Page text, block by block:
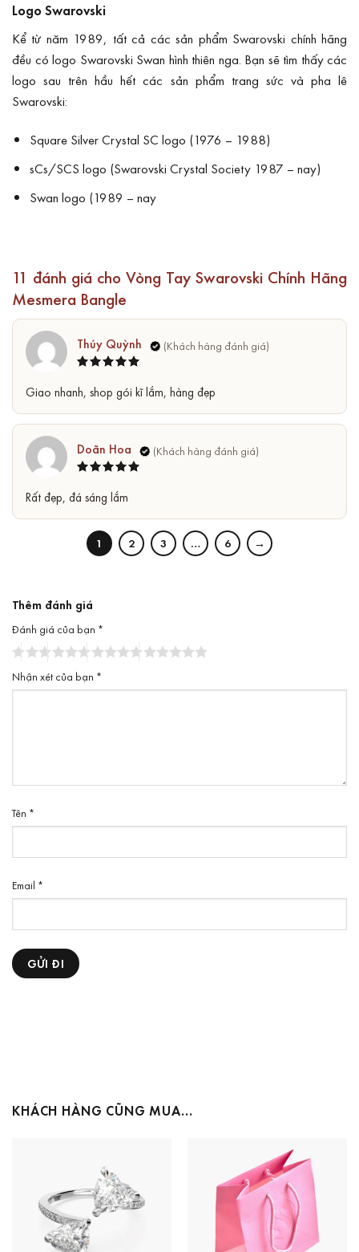
Logo Swarovski
Kể từ năm 1989, tất cả các sản phẩm Swarovski chính hãng
đều có logo Swarovski Swan hình thiên nga. Bạn sẽ tìm thấy các
logo sau trên hầu hết các sản phẩm trang sức và pha lê
Swarovski:
Square Silver Crystal SC logo (1976 – 1988)
sCs/SCS logo (Swarovski Crystal Society 1987 – nay)
Swan logo (1989 – nay
11 đánh giá cho Vòng Tay Swarovski Chính Hãng
Mesmera Bangle
hạng 55
sao
Thúy Quỳnh
Giao nhanh, shop gói kĩ lắm, hàng đẹp
hạng55
Doãn Hoa
Rất đẹp, đá sáng lắm
1 2 3 … 6 →
Thêm đánh giá
Đánh giá của bạn *
Nhận xét của bạn *
Tên *
Email *
KHÁCH HÀNG CŨNG MUA…